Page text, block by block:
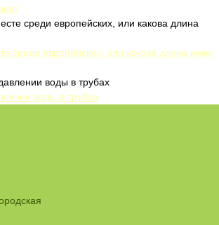
среди европейских, или какова длина реки
воды в трубах